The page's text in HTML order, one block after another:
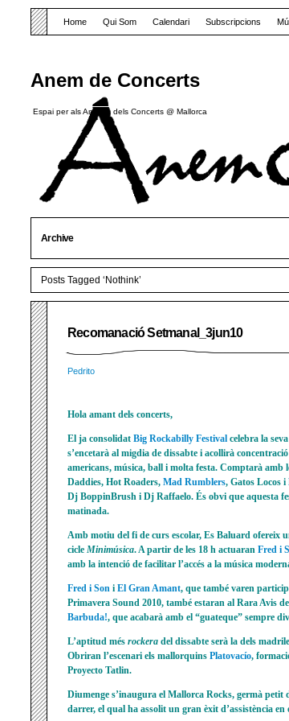
Anem de Concerts
Espai per als Amants dels Concerts @ Mallorca
Home Qui Som Calendari Subscripcions
Archive
Posts Tagged ‘Nothink’
Recomanació Setmanal_3jun10
Pedrito
Hola amant dels concerts,
El ja consolidat Big Rockabilly Festival celebra la
s’encetarà al migdia de dissabte i acollirà
americans, música, ball i molta festa. Comptarà amb
Daddies, Hot Roaders, Mad Rumblers, Gatos Locos i
Dj BoppinBrush i Dj Raffaelo. És obvi que aquesta
matinada.
Amb motiu del fi de curs escolar, Es Baluard ofereix
cicle Minimúsica. A partir de les 18 h actuaran Fred i
amb la intenció de facilitar l’accés a la música
Fred i Son i El Gran Amant, que també varen
Primavera Sound 2010, també estaran al Rara Avis
Barbuda!, que acabarà amb el “guateque” sempre
L’aptitud més rockera del dissabte serà la dels
Obriran l’escenari els mallorquins Platovacío,
Proyecto Tatlin.
Diumenge s’inaugura el Mallorca Rocks, germà
darrer, el qual ha assolit un gran èxit d’assistència en